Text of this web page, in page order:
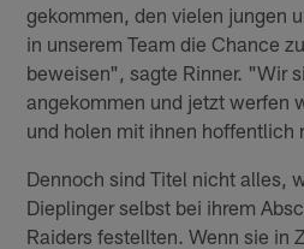
gekommen, den vielen jungen
in unserem Team die Chance
beweisen", sagte Rinner. "Wir
angekommen und jetzt werfen
und holen mit ihnen hoffentlich
Dennoch sind Titel nicht alles,
Dieplinger selbst bei ihrem
Raiders festellten. Wenn sie in